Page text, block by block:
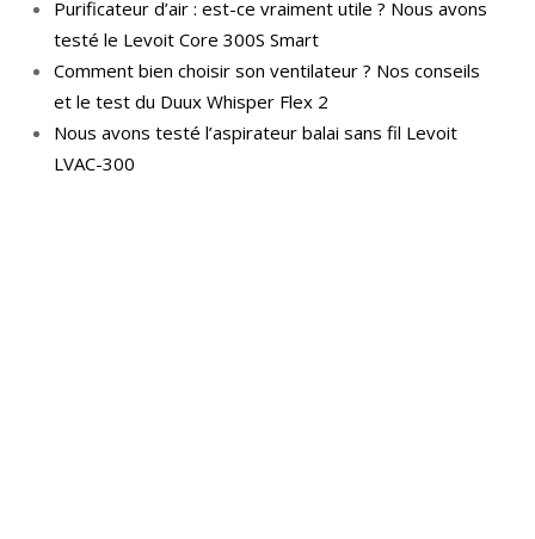
Purificateur d’air : est-ce vraiment utile ? Nous avons
testé le Levoit Core 300S Smart
Comment bien choisir son ventilateur ? Nos conseils
et le test du Duux Whisper Flex 2
Nous avons testé l’aspirateur balai sans fil Levoit
LVAC-300